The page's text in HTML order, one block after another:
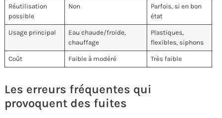
Réutilisation
possible
Non
Parfois, si en bon
état
Usage principal
Eau chaude/froide,
chauffage
Plastiques,
flexibles, siphons
Coût Faible à modéré Très faible
Les erreurs fréquentes qui
provoquent des fuites